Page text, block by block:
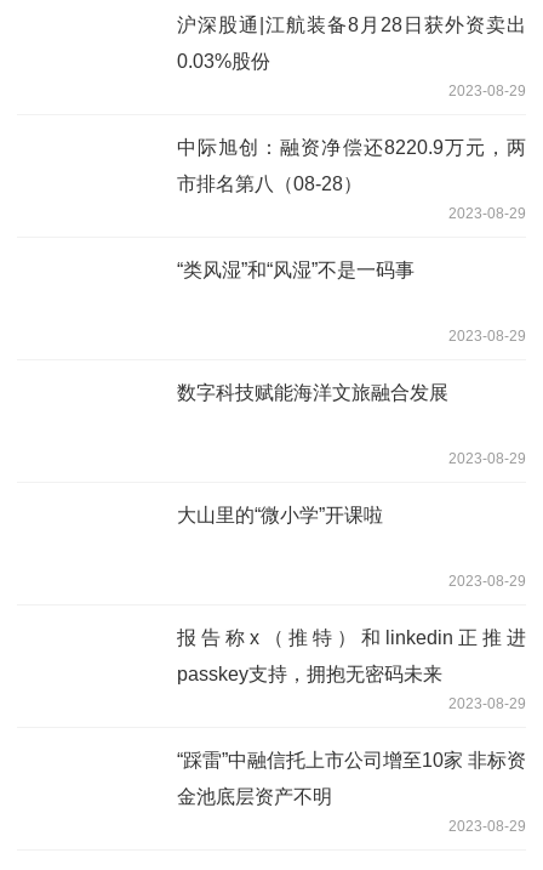
沪深股通|江航装备8月28日获外资卖出
0.03%股份
2023-08-29
中际旭创：融资净偿还8220.9万元，两
市排名第八（08-28）
2023-08-29
“类风湿”和“风湿”不是一码事
2023-08-29
数字科技赋能海洋文旅融合发展
2023-08-29
大山里的“微小学”开课啦
2023-08-29
报告称x（推特）和linkedin正推进
passkey支持，拥抱无密码未来
2023-08-29
“踩雷”中融信托上市公司增至10家 非标资
金池底层资产不明
2023-08-29